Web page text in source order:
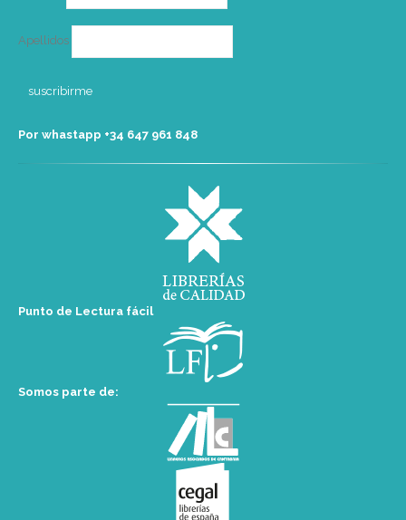
Apellidos
Por whastapp +34 ‭647 961 848‬
Punto de Lectura fácil
Somos parte de: